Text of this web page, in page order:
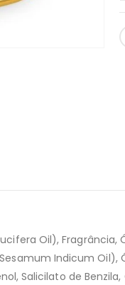
Oil),
Indicum
Salicilato de